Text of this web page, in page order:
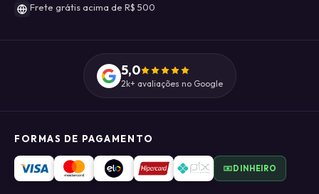
Frete grátis acima de R$ 500
5,0
2k+ avaliações no Google
FORMAS DE PAGAMENTO
DINHEIRO